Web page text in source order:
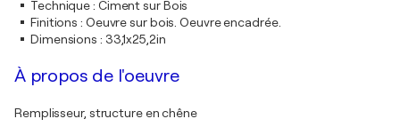
Technique: Ciment sur Bois
Finitions : Oeuvre sur bois. Oeuvre encadrée.
Dimensions : 33,1x25,2in
À propos de l'oeuvre
Remplisseur, structure en chêne